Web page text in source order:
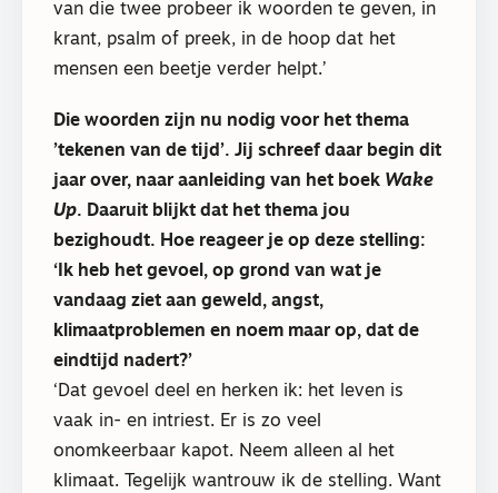
van die twee probeer ik woorden te geven, in
krant, psalm of preek, in de hoop dat het
mensen een beetje verder helpt.’
Die woorden zijn nu nodig voor het thema
’tekenen van de tijd’. Jij schreef daar begin dit
jaar over, naar aanleiding van het boek Wake
Up. Daaruit blijkt dat het thema jou
bezighoudt. Hoe reageer je op deze stelling:
‘Ik heb het gevoel, op grond van wat je
vandaag ziet aan geweld, angst,
klimaatproblemen en noem maar op, dat de
eindtijd nadert?’
‘Dat gevoel deel en herken ik: het leven is
vaak in- en intriest. Er is zo veel
onomkeerbaar kapot. Neem alleen al het
klimaat. Tegelijk wantrouw ik de stelling. Want